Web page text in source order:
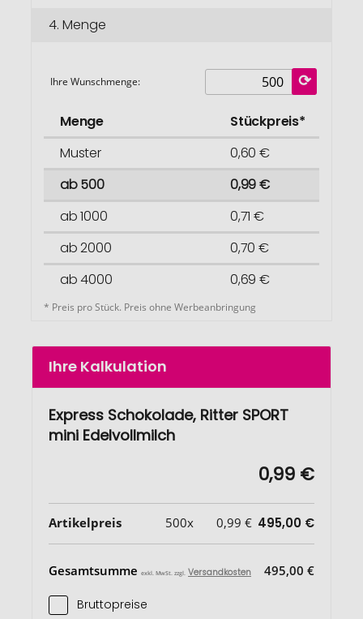
4. Menge
Ihre Wunschmenge:
Menge
Stückpreis*
Muster
0,60 €
ab 500
0,99 €
ab 1000
0,71 €
ab 2000
0,70 €
ab 4000
0,69 €
* Preis pro Stück. Preis ohne Werbeanbringung
Ihre Kalkulation
Express Schokolade, Ritter SPORT
mini Edelvollmilch
0,99 €
Artikelpreis 500x 0,99 € 495,00 €
Gesamtsumme exkl. MwSt. zzgl. Versandkosten 495,00 €
Bruttopreise